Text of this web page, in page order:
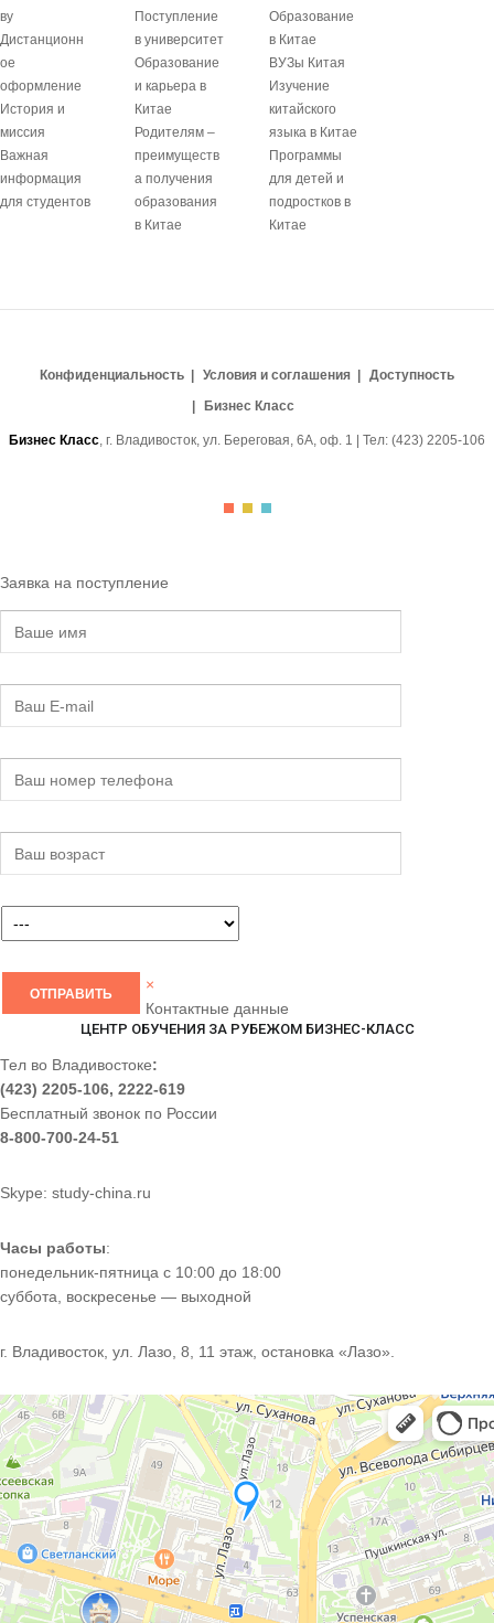
ву
Дистанционн
ое
оформление
История и
миссия
Важная
информация
для студентов
Поступление
в университет
Образование
и карьера в
Китае
Родителям –
преимуществ
а получения
образования
в Китае
Образование
в Китае
ВУЗы Китая
Изучение
китайского
языка в Китае
Программы
для детей и
подростков в
Китае
Конфиденциальность Условия и соглашения
Доступность
Бизнес Класс
Бизнес Класс, г. Владивосток, ул. Береговая, 6А, оф. 1 | Тел: (423) 2205-106
Заявка на поступление
×
Контактные данные
ЦЕНТР ОБУЧЕНИЯ ЗА РУБЕЖОМ БИЗНЕС-КЛАСС
Тел во Владивостоке:
(423) 2205-106, 2222-619
Бесплатный звонок по России
8-800-700-24-51
Skype: study-china.ru
Часы работы:
понедельник-пятница с 10:00 до 18:00
суббота, воскресенье — выходной
г. Владивосток, ул. Лазо, 8, 11 этаж, остановка «Лазо».